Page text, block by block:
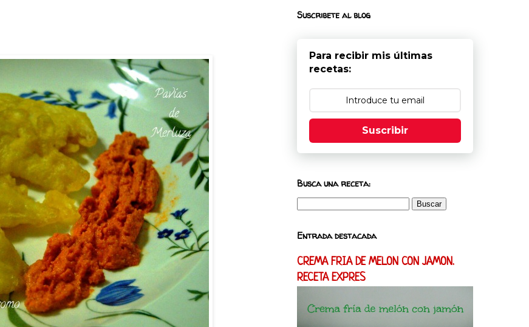
Suscribete al blog
Para recibir mis últimas
recetas:
Suscribir
Busca una receta:
Entrada destacada
CREMA FRIA DE MELON CON JAMON.
RECETA EXPRES